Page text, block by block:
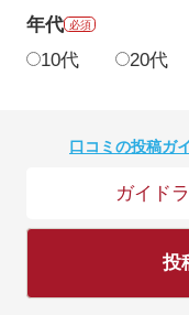
年代 必須
10代 20代
口コミの投稿ガ
ガイド
投